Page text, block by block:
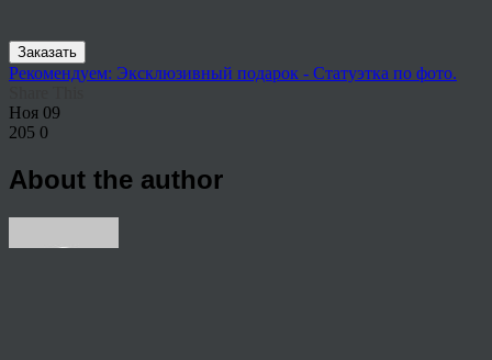
Заказать
Рекомендуем: Эксклюзивный подарок - Статуэтка по фото.
Ноя 09
205 0
About the author